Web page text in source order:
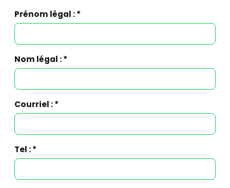
Prénom légal : *
Nom légal : *
Courriel : *
Tel : *